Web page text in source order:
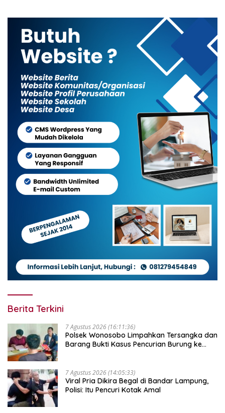
Berita Terkini
7 Agustus 2026 (16:11:36)
Polsek Wonosobo Limpahkan Tersangka dan
Barang Bukti Kasus Pencurian Burung ke
7 Agustus 2026 (14:05:33)
Viral Pria Dikira Begal di Bandar Lampung,
Polisi: Itu Pencuri Kotak Amal